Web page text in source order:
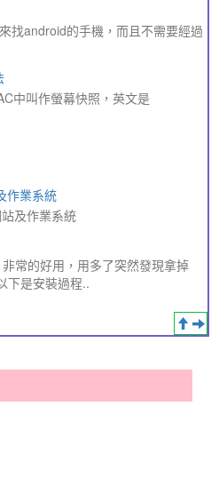
找android的手機，而且不需要經過
中叫作螢幕快照，英文是
作業系統
及作業系統
常的好用，用多了突然發現拿掉
下是安裝過程..